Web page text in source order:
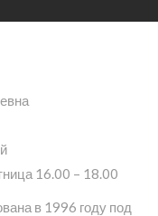
16.00 – 18.00
в 1996 году под